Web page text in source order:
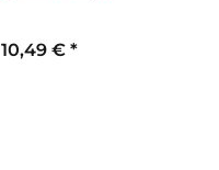
10,49 € *